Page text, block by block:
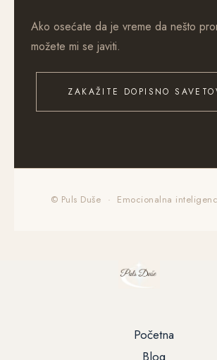
Ako osećate da je vreme da nešto
možete mi se javiti.
ZAKAŽITE DOPISNO
© Puls Duše · Emocionalna
Početna